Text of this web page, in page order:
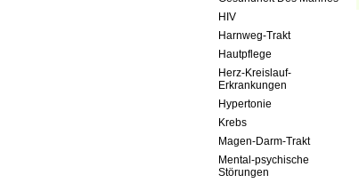
HIV
Harnweg-Trakt
Hautpflege
Herz-Kreislauf-
Erkrankungen
Hypertonie
Krebs
Magen-Darm-Trakt
Mental-psychische
Störungen